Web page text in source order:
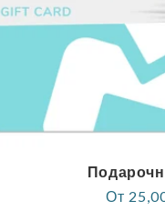
От